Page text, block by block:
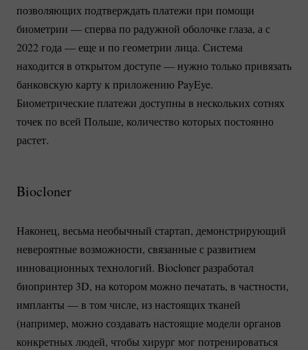
позволяющих подтверждать платежи при помощи
биометрии — сперва по радужной оболочке глаза, а с
2022 года — еще и по геометрии лица. Система
находится в открытом доступе — нужно только привязать
банковскую карту к приложению PayEye.
Биометрические платежи доступны в нескольких сотнях
точек по всей Польше, количество которых постоянно
растет.
Biocloner
Наконец, весьма необычный стартап, демонстрирующий
невероятные возможности, связанные с развитием
инновационных технологий. Biocloner разработал
биопринтер 3D, на котором можно печатать, в частности,
импланты — в том числе, из настоящих тканей
(например, можно создавать настоящие модели органов
конкретных людей, чтобы хирург мог потренироваться